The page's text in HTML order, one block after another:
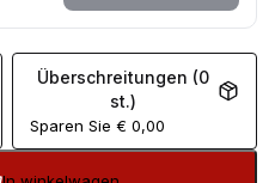
Überschreitungen (0
st.)
Sparen Sie€ 0,00